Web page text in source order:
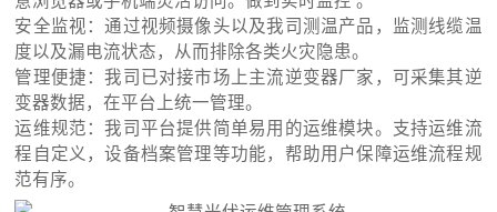
安全监视：通过视频摄像头以及我司测温产品，监测线缆温
度以及漏电流状态，从而排除各类火灾隐患。
管理便捷：我司已对接市场上主流逆变器厂家，可采集其逆
变器数据，在平台上统一管理。
运维规范：我司平台提供简单易用的运维模块。支持运维流
程自定义，设备档案管理等功能，帮助用户保障运维流程规
范有序。